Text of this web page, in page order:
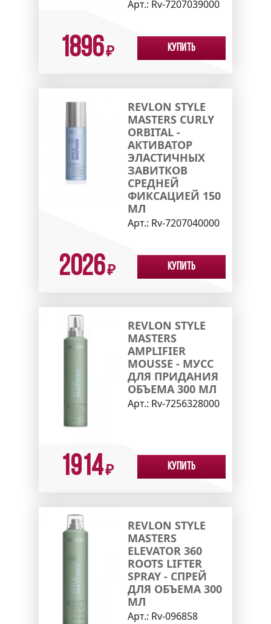
Арт.: Rv-7207039000
1896₽ Купить
REVLON STYLE
MASTERS CURLY
ORBITAL -
АКТИВАТОР
ЭЛАСТИЧНЫХ
ЗАВИТКОВ
СРЕДНЕЙ
ФИКСАЦИЕЙ 150
МЛ
Арт.: Rv-7207040000
2026₽ Купить
REVLON STYLE
MASTERS
AMPLIFIER
MOUSSE - МУСС
ДЛЯ ПРИДАНИЯ
ОБЪЕМА 300 МЛ
Арт.: Rv-7256328000
1914₽ Купить
REVLON STYLE
MASTERS
ELEVATOR 360
ROOTS LIFTER
SPRAY - CПРЕЙ
ДЛЯ ОБЪЕМА 300
МЛ
Арт.: Rv-096858